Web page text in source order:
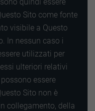
Sito come fonte
visibile a Questo
In nessun caso i
utilizzati per
ulteriori relativi
essere
Sito non è
collegamento, della